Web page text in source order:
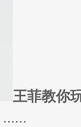
王菲教你